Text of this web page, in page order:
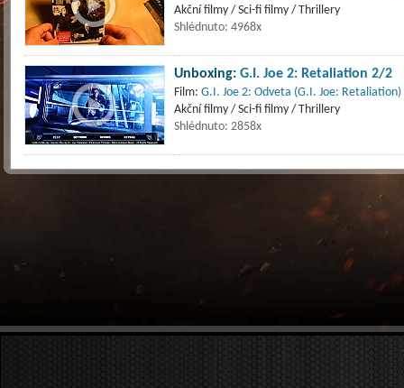
Akční filmy / Sci-fi filmy / Thrillery
Shlédnuto: 4968x
Unboxing: G.I. Joe 2: Retaliation 2/2
Film: G.I. Joe 2: Odveta (G.I. Joe: Retaliation)
Akční filmy / Sci-fi filmy / Thrillery
Shlédnuto: 2858x